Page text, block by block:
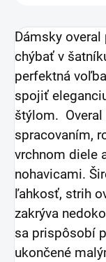
Dámsky overal
chýbať v
perfektná
spojiť
štýlom. Overal
spracovaním,
vrchnom diele
nohavicami.
ľahkosť, strih
zakrýva
sa prispôsobí
ukončené